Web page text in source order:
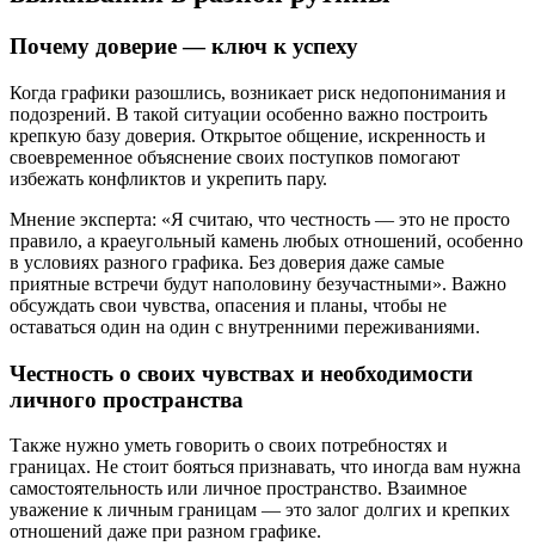
Почему доверие — ключ к успеху
Когда графики разошлись, возникает риск недопонимания и
подозрений. В такой ситуации особенно важно построить
крепкую базу доверия. Открытое общение, искренность и
своевременное объяснение своих поступков помогают
избежать конфликтов и укрепить пару.
Мнение эксперта: «Я считаю, что честность — это не просто
правило, а краеугольный камень любых отношений, особенно
в условиях разного графика. Без доверия даже самые
приятные встречи будут наполовину безучастными». Важно
обсуждать свои чувства, опасения и планы, чтобы не
оставаться один на один с внутренними переживаниями.
Честность о своих чувствах и необходимости
личного пространства
Также нужно уметь говорить о своих потребностях и
границах. Не стоит бояться признавать, что иногда вам нужна
самостоятельность или личное пространство. Взаимное
уважение к личным границам — это залог долгих и крепких
отношений даже при разном графике.